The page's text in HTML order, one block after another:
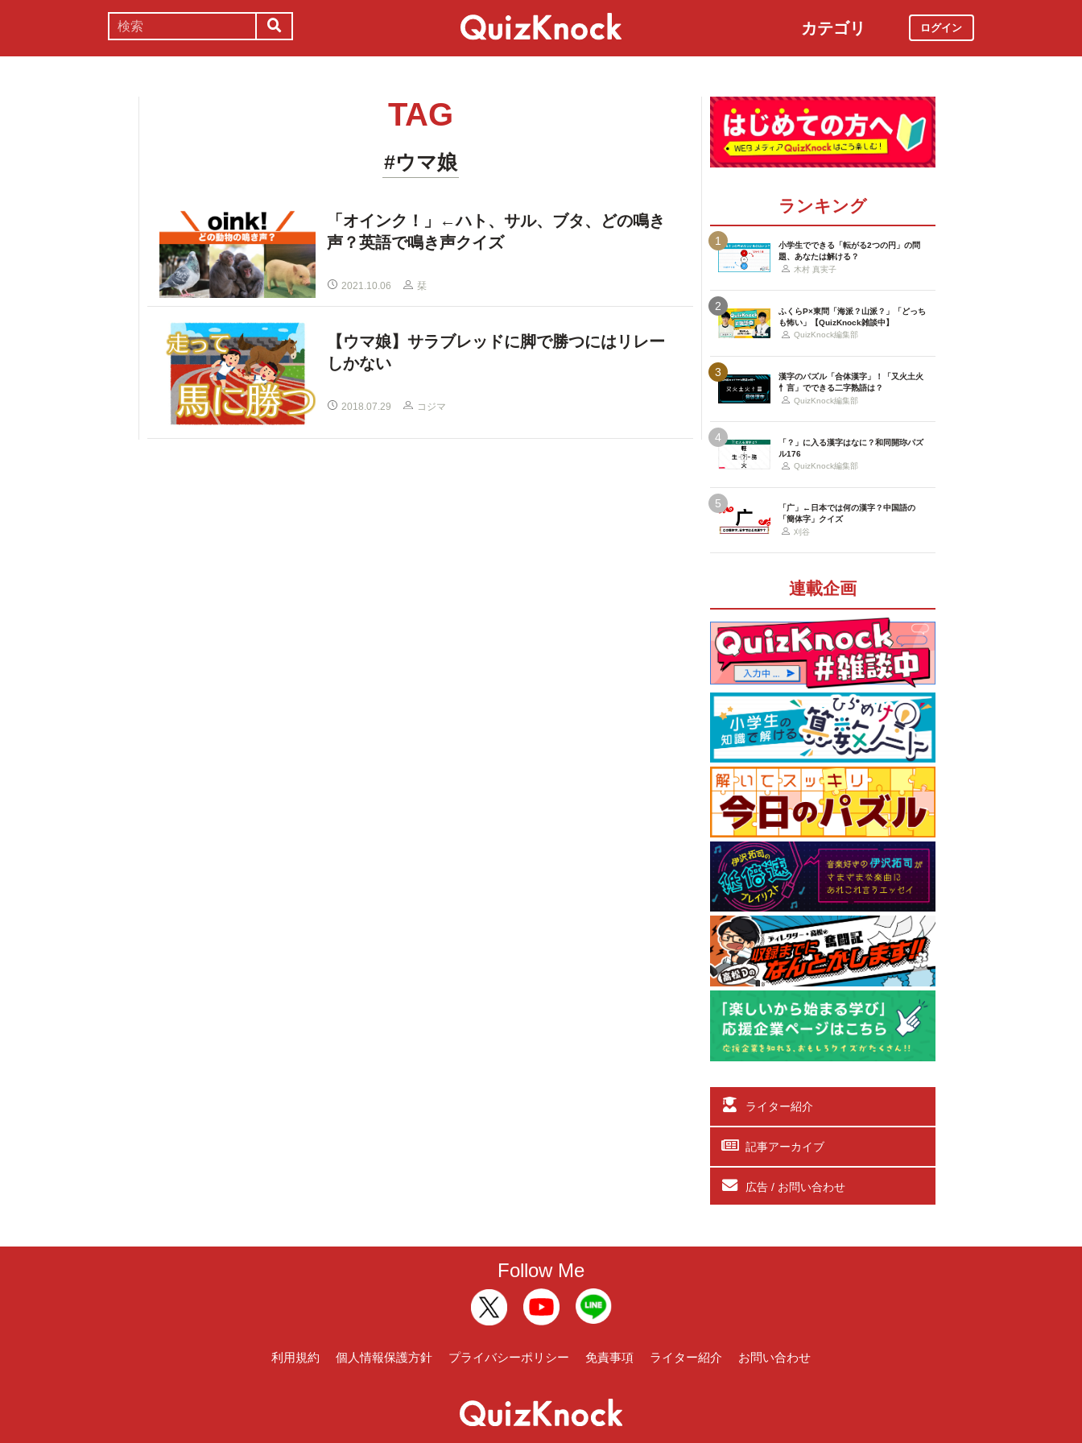
カテゴリ ログイン
TAG
#ウマ娘
「オインク！」←ハト、サル、ブタ、どの鳴き
声？英語で鳴き声クイズ
2021.10.06 栞
【ウマ娘】サラブレッドに脚で勝つにはリレー
しかない
2018.07.29 コジマ
ランキング
1
小学生でできる「転がる2つの円」の問
題、あなたは解ける？
木村 真実子
2
ふくらP×東問「海派？山派？」「どっち
も怖い」【QuizKnock雑談中】
QuizKnock編集部
3
漢字のパズル「合体漢字」！「又火土火
忄言」でできる二字熟語は？
QuizKnock編集部
4
「？」に入る漢字はなに？和同開珎パズ
ル176
QuizKnock編集部
5
「广」←日本では何の漢字？中国語の
「簡体字」クイズ
刈谷
連載企画
ライター紹介
記事アーカイブ
広告 / お問い合わせ
Follow Me
利用規約 個人情報保護方針 プライバシーポリシー 免責事項 ライター紹介 お問い合わせ